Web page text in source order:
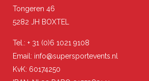
Tongeren 46
5282 JH BOXTEL
Tel.: + 31 (0)6 1021 9108
Email: info@supersportevents.nl
KvK: 60174250